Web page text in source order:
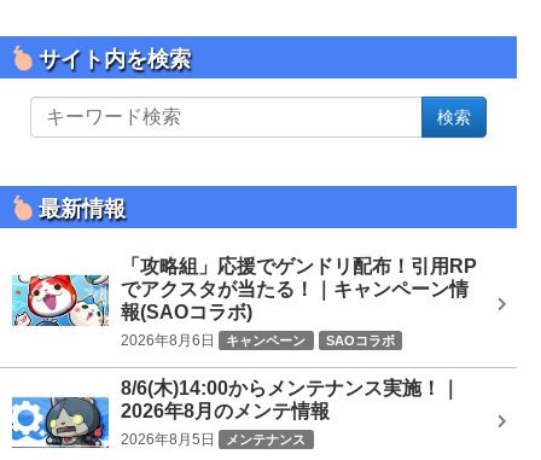
サイト内を検索
サ
イ
を
検
検索
最新情報
「攻略組」応援でゲンドリ配布！引用RP
でアクスタが当たる！｜キャンペーン情
報(SAOコラボ)
2026年8月6日 キャンペーン SAOコラボ
8/6(木)14:00からメンテナンス実施！｜
2026年8月のメンテ情報
2026年8月5日 メンテナンス